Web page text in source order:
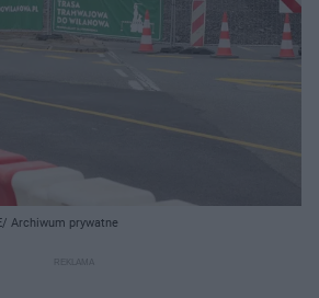
Archiwum prywatne